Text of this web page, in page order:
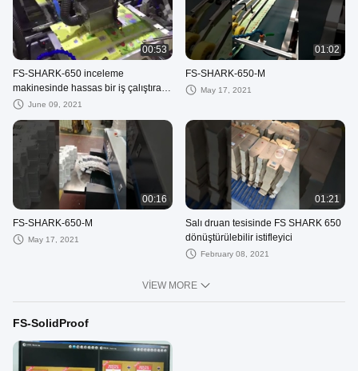
00:53
FS-SHARK-650 inceleme
makinesinde hassas bir iş çalıştıran
emme besleyici
June 09, 2021
01:02
FS-SHARK-650-M
May 17, 2021
00:16
FS-SHARK-650-M
May 17, 2021
01:21
Salı druan tesisinde FS SHARK 650
dönüştürülebilir istifleyici
February 08, 2021
VIEW MORE
FS-SolidProof